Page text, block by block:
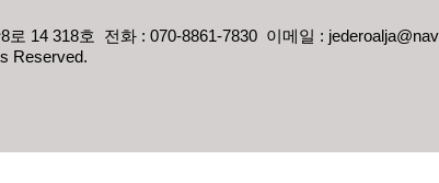
로 14 318호 전화 : 070-8861-7830 이메일 :
Reserved.